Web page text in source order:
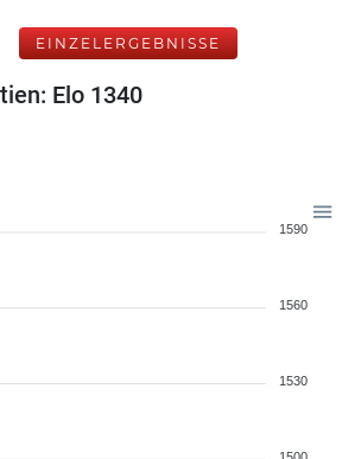
EINZELERGEBNISSE
Elo 1340
1590
1560
1530